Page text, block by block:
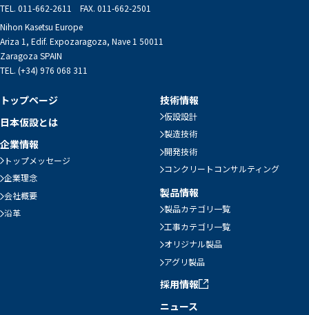
TEL. 011-662-2611 FAX. 011-662-2501
Nihon Kasetsu Europe
Ariza 1, Edif. Expozaragoza, Nave 1 50011
Zaragoza SPAIN
TEL. (+34) 976 068 311
トップページ
日本仮設とは
企業情報
トップメッセージ
企業理念
会社概要
沿革
技術情報
仮設設計
製造技術
開発技術
コンクリートコンサルティング
製品情報
製品カテゴリ一覧
工事カテゴリ一覧
オリジナル製品
アグリ製品
採用情報
ニュース